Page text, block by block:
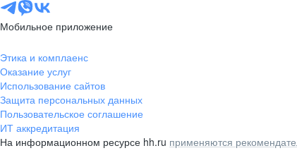
Мобильное приложение
Этика и комплаенс
Оказание услуг
Использование сайтов
Защита персональных данных
Пользовательское соглашение
ИТ аккредитация
На информационном ресурсе hh.ru применяются